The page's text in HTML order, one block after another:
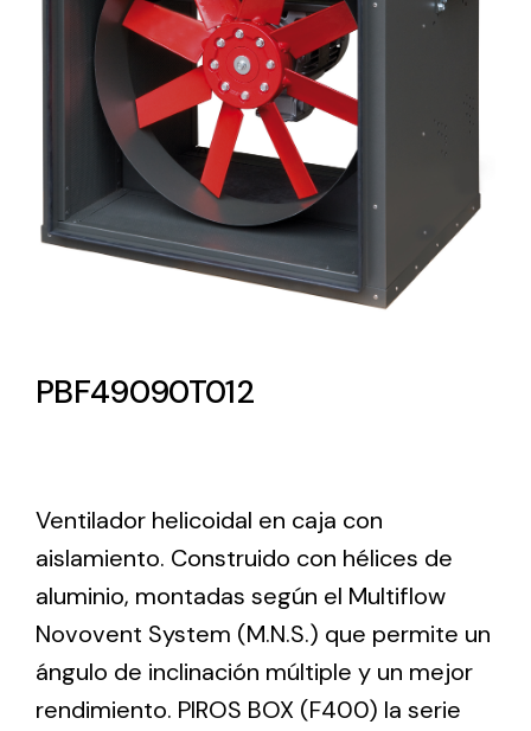
Lighting and Electrical
Equipment
Complete solutions in lighting and electrical
material for each project and need
Amplia gama de ventiladores y equipos de
Ventilation
The incorporation of Novovent into the group
meant a greater offer of ventilation products for
different uses
PBF49090T012
Ventilador helicoidal en caja con
aislamiento. Construido con hélices de
aluminio, montadas según el Multiflow
Novovent System (M.N.S.) que permite un
ángulo de inclinación múltiple y un mejor
rendimiento. PIROS BOX (F400) la serie